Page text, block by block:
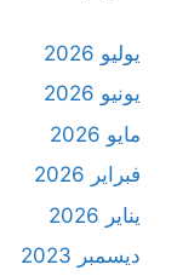
يوليو 2026
يونيو 2026
مايو 2026
فبراير 2026
يناير 2026
ديسمبر 2023